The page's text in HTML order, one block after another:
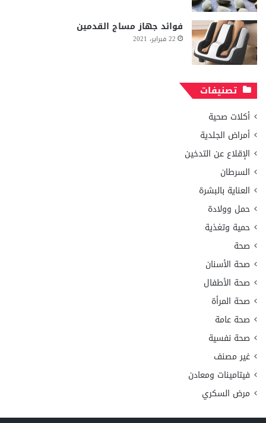
فوائد جهاز مساج القدمين
22 فبراير، 2021
تصنيفات
أكلات صحية
أمراض الجلدية
الإقلاع عن التدخين
السرطان
العناية بالبشرة
حمل وولادة
حمية وتغذية
صحة
صحة الأسنان
صحة الأطفال
صحة المرأة
صحة عامة
صحة نفسية
غير مصنف
فيتامينات ومعادن
مرض السكري